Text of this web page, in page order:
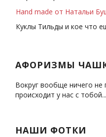
Hand made от Натальи
Куклы Тильды и кое что
АФОРИЗМЫ
Вокруг вообще ничего не
происходит у нас с тобой...
НАШИ ФОТКИ